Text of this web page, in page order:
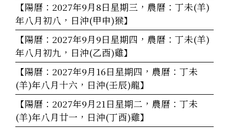
【陽曆：2027年9月8日星期三，農曆：丁未(羊)
年八月初八，日沖(甲申)猴】
【陽曆：2027年9月9日星期四，農曆：丁未(羊)
年八月初九，日沖(乙酉)雞】
【陽曆：2027年9月16日星期四，農曆：丁未
(羊)年八月十六，日沖(壬辰)龍】
【陽曆：2027年9月21日星期二，農曆：丁未
(羊)年八月廿一，日沖(丁酉)雞】